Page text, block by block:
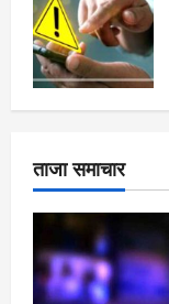
ताजा समाचार